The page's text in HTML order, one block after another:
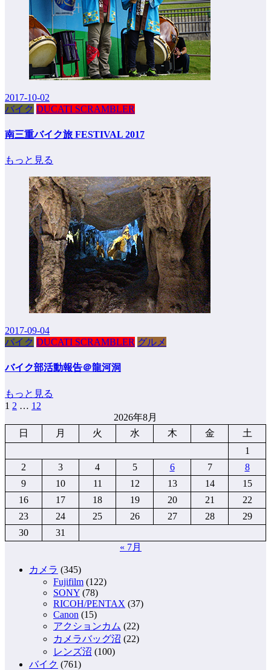
2017-10-02
バイク DUCATI SCRAMBLER
南三重バイク旅 FESTIVAL 2017
もっと見る
2017-09-04
バイク DUCATI SCRAMBLER グルメ
バイク部活動報告＠龍河洞
もっと見る
投
稿
の
ジ
送
り
1 2 … 12
2026年8月
日
月 火 水 木 金
土
1
2
3 4 5 6 7
8
9
10 11 12 13 14
15
16
17 18 19 20 21
22
23
24 25 26 27 28
29
30
31
« 7月
カメラ (345)
Fujifilm (122)
SONY (78)
RICOH/PENTAX (37)
Canon (15)
アクションカム (22)
カメラバッグ沼 (22)
レンズ沼 (100)
バイク (761)